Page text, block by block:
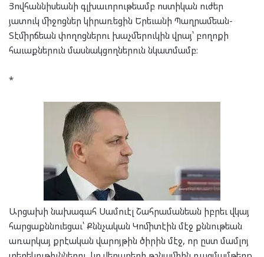
Յովհաննիսեանի գլխաւորութեամբ ոստիկան ուժեր
յատուկ միջոցներ կիրառեցին Երեւանի Պաղրամեան-
Տէմիրճեան փողոցներու խաչմերուկին վրայ՝ բողոքի
հաւաքներուն մասնակցողներուն նկատմամբ։
*
Արցախի նախագահ Սամուէլ Շահրամանեան իբրեւ վկայ
հարցաքննուեցաւ՝ Քննչական Կոմիտէին մէջ քննութեան
առարկայ քրէական վարոյթին ծիրին մէջ, որ ըստ մամլոյ